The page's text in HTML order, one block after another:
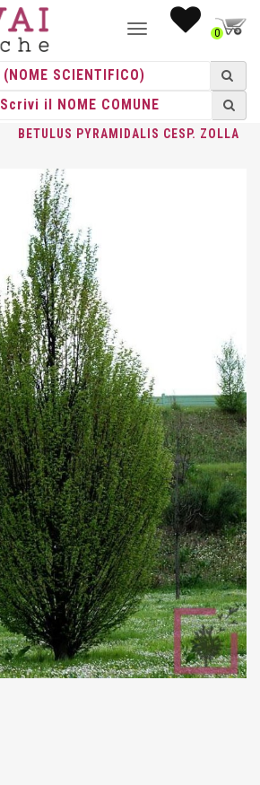
NAVIGAZIONE0
CESPUGLI ZOLLA/CARPINUS / CARPINUS
BETULUS PYRAMIDALIS CESP. ZOLLA